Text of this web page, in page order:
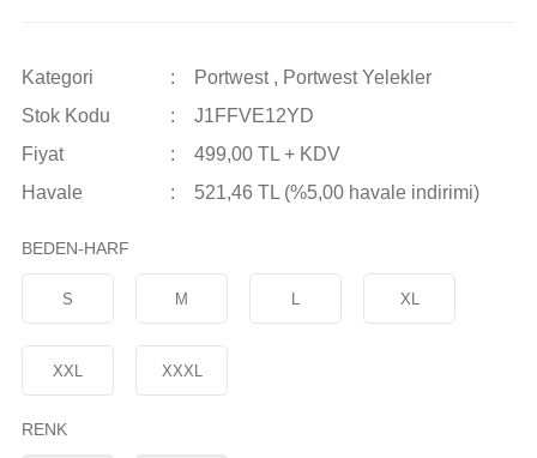
Kategori Portwest , Portwest Yelekler
Stok Kodu
J1FFVE12YD
Fiyat
499,00 TL + KDV
Havale
521,46 TL (%5,00 havale indirimi)
BEDEN-HARF
S M L XL
XXL XXXL
RENK